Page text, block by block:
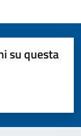
su questa